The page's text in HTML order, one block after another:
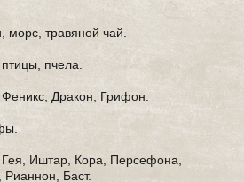
морс, травяной чай.
пчела.
Дракон, Грифон.
Иштар, Кора, Персефона,
Баст.